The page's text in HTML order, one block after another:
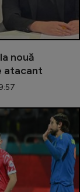
nouă
atacant